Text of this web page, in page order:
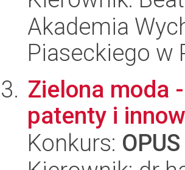
Akademia
Piaseckiego w
Zielona moda
patenty i
Konkurs: